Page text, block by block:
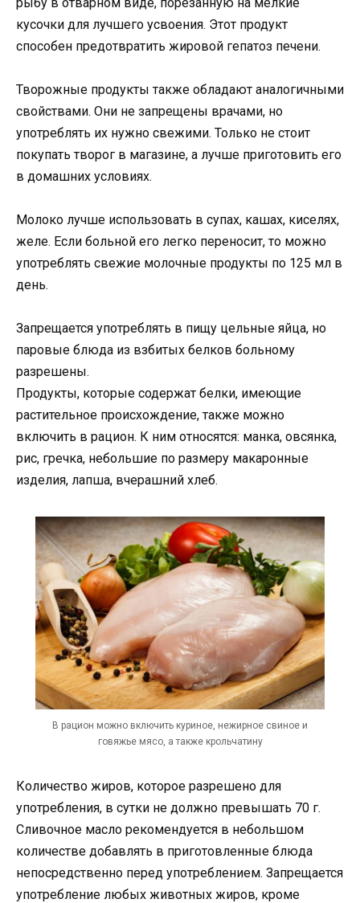
кусочки для лучшего усвоения. Этот продукт
способен предотвратить жировой гепатоз печени.
Творожные продукты также обладают аналогичными
свойствами. Они не запрещены врачами, но
употреблять их нужно свежими. Только не стоит
покупать творог в магазине, а лучше приготовить его
в домашних условиях.
Молоко лучше использовать в супах, кашах, киселях,
желе. Если больной его легко переносит, то можно
употреблять свежие молочные продукты по 125 мл в
день.
Запрещается употреблять в пищу цельные яйца, но
паровые блюда из взбитых белков больному
разрешены.
Продукты, которые содержат белки, имеющие
растительное происхождение, также можно
включить в рацион. К ним относятся: манка, овсянка,
рис, гречка, небольшие по размеру макаронные
изделия, лапша, вчерашний хлеб.
В рацион можно включить куриное, нежирное свиное и
говяжье мясо, а также крольчатину
Количество жиров, которое разрешено для
употребления, в сутки не должно превышать 70 г.
Сливочное масло рекомендуется в небольшом
количестве добавлять в приготовленные блюда
непосредственно перед употреблением. Запрещается
употребление любых животных жиров, кроме